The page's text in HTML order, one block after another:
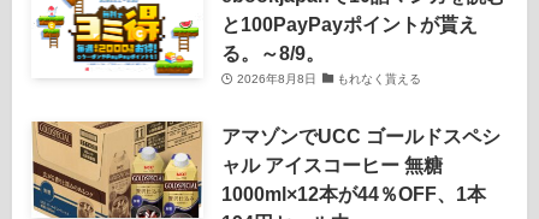
と100PayPayポイントが貰え
る。～8/9。
2026年8月8日 もれなく貰える
アマゾンでUCC ゴールドスペシ
ャル アイスコーヒー 無糖
1000ml×12本が44％OFF、1本